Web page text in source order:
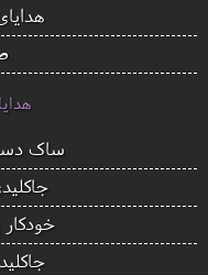
ساک
خودکار